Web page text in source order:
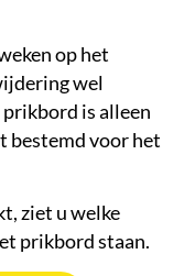
op het
wel
is alleen
bestemd voor het
ziet u welke
prikbord staan.